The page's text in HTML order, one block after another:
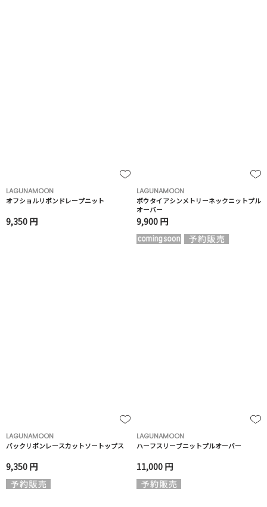
LAGUNAMOON
オフショルリボンドレープニット
9,350 円
LAGUNAMOON
ボウタイアシンメトリーネックニットプル
オーバー
9,900 円
LAGUNAMOON
バックリボンレースカットソートップス
9,350 円
LAGUNAMOON
ハーフスリーブニットプルオーバー
11,000 円